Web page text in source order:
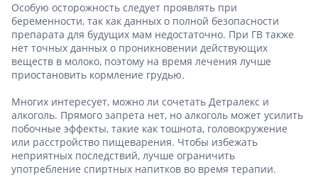
Особую осторожность следует проявлять при
беременности, так как данных о полной безопасности
препарата для будущих мам недостаточно. При ГВ также
нет точных данных о проникновении действующих
веществ в молоко, поэтому на время лечения лучше
приостановить кормление грудью.
Многих интересует, можно ли сочетать Детралекс и
алкоголь. Прямого запрета нет, но алкоголь может усилить
побочные эффекты, такие как тошнота, головокружение
или расстройство пищеварения. Чтобы избежать
неприятных последствий, лучше ограничить
употребление спиртных напитков во время терапии.